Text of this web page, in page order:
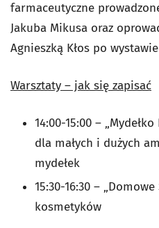
farmaceutyczne
Jakuba Mikusa oraz
Agnieszką Kłos po
Warsztaty – jak się zapisać
14:00-15:00 –
dla małych i dużych
mydełek
15:30-16:30 –
kosmetyków